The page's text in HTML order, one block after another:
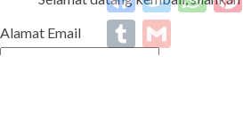
Tumblr
Selamat datang kembali, silahkan